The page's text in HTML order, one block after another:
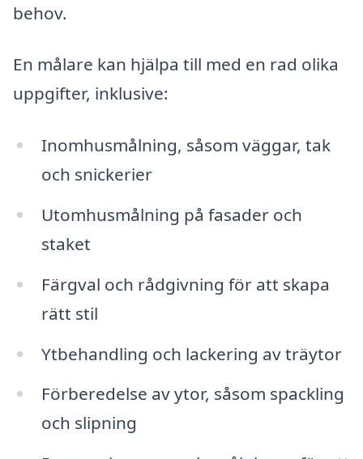
behov.
En målare kan hjälpa till med en rad olika
uppgifter, inklusive:
Inomhusmålning, såsom väggar, tak
och snickerier
Utomhusmålning på fasader och
staket
Färgval och rådgivning för att skapa
rätt stil
Ytbehandling och lackering av träytor
Förberedelse av ytor, såsom spackling
och slipning